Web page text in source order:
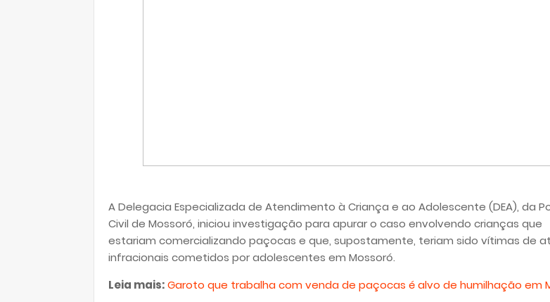
A Delegacia Especializada de Atendimento à Criança e ao Adolescente (DEA), da
Civil de Mossoró, iniciou investigação para apurar o caso envolvendo crianças que
estariam comercializando paçocas e que, supostamente, teriam sido vítimas de
infracionais cometidos por adolescentes em Mossoró.
Leia mais:Garoto que trabalha com venda de paçocas é alvo de humilhação em